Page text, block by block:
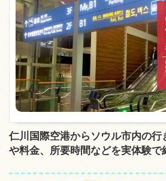
仁川国際空港からソウル市内の行
や料金、所要時間などを実体験で